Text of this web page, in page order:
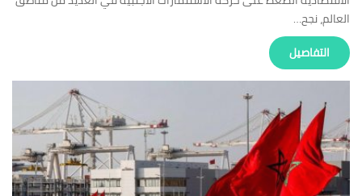
العالم، نجح…
‏التفاصيل